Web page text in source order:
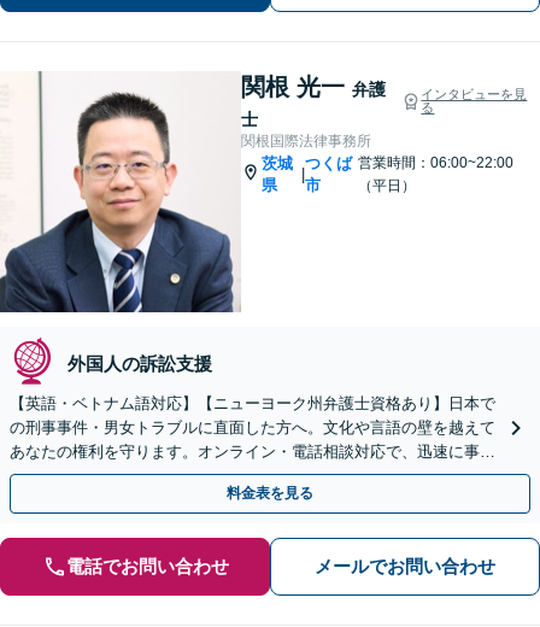
関根 光一 弁護
士
インタビューを見
る
関根国際法律事務所
茨城
県
|
つくば
市
営業時間：06:00~22:00
（平日）
外国人の訴訟支援
【英語・ベトナム語対応】【ニューヨーク州弁護士資格あり】日本で
の刑事事件・男女トラブルに直面した方へ。文化や言語の壁を越えて
あなたの権利を守ります。オンライン・電話相談対応で、迅速に事件
に着手。まずはご相談ください。
料金表を見る
電話でお問い合わせ メールでお問い合わせ